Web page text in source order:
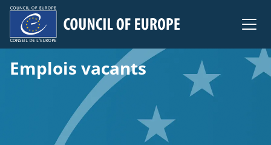
Council of Europe
Emplois vacants